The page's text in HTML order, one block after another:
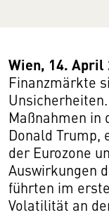
Wien, 14. April
Finanzmärkte
Maßnahmen in
Donald Trump,
der Eurozone
Auswirkungen
führten im
Volatilität an